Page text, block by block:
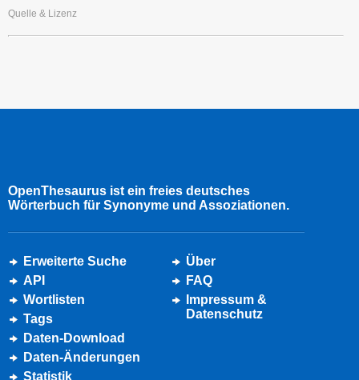
Quelle & Lizenz
OpenThesaurus ist ein freies deutsches
Wörterbuch für Synonyme und Assoziationen.
Erweiterte Suche
API
Wortlisten
Tags
Daten-Download
Daten-Änderungen
Statistik
Über
FAQ
Impressum &
Datenschutz